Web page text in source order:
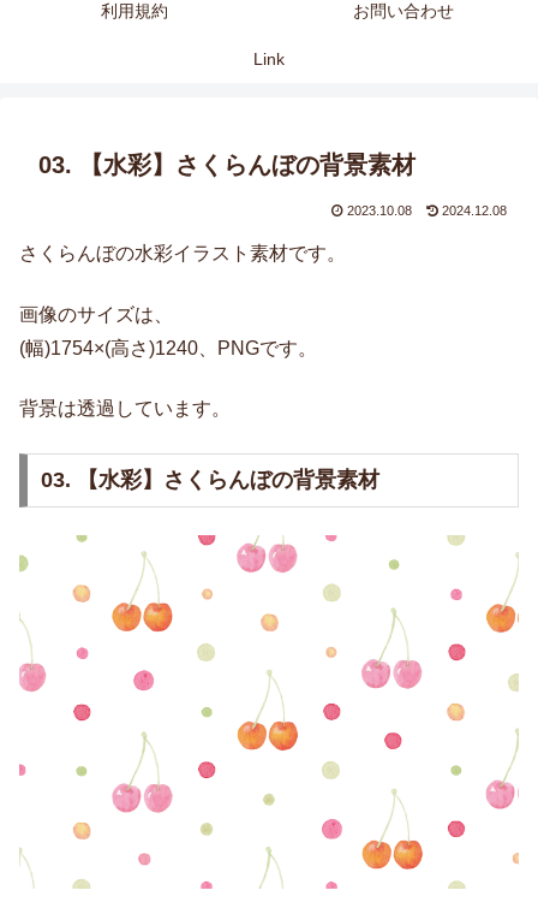
利用規約 お問い合わせ
Link
03. 【水彩】さくらんぼの背景素材
2023.10.08 2024.12.08
さくらんぼの水彩イラスト素材です。
画像のサイズは、
(幅)1754×(高さ)1240、PNGです。
背景は透過しています。
03. 【水彩】さくらんぼの背景素材